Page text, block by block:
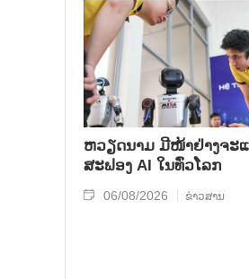
ຫວຽດນາມ ມີໜ້າຢ່າງຈະ
ສະຟອງ AI ໃນທົ່ວໂລກ
06/08/2026 ຂ່າວສານ